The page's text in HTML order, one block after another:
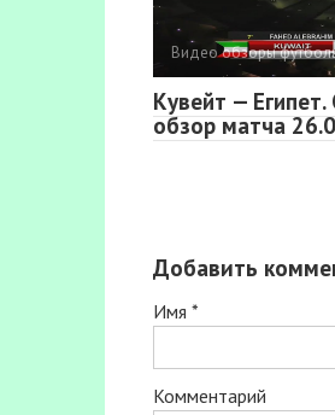
Видео обзоры
Кувейт —
обзор матча
Добавить
Имя *
Комментарий